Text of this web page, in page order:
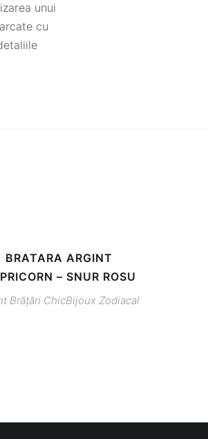
unui
cu
BRATARA ARGINT
– SNUR ROSU
Brățări ChicBijoux Zodiacal